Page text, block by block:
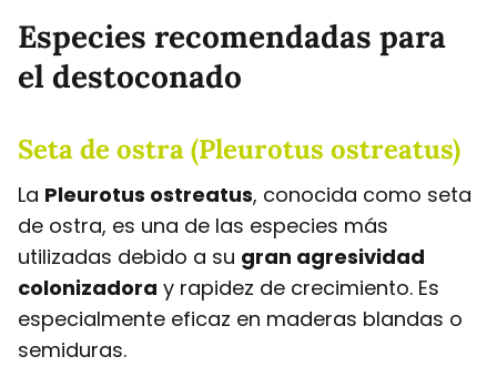
Especies recomendadas para
el destoconado
Seta de ostra (Pleurotus ostreatus)
La Pleurotus ostreatus, conocida como seta
de ostra, es una de las especies más
utilizadas debido a su gran agresividad
colonizadora y rapidez de crecimiento. Es
especialmente eficaz en maderas blandas o
semiduras.